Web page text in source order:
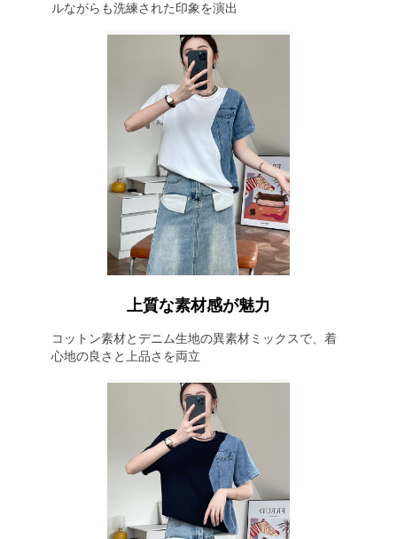
ルながらも洗練された印象を演出
上質な素材感が魅力
コットン素材とデニム生地の異素材ミックスで、着
心地の良さと上品さを両立